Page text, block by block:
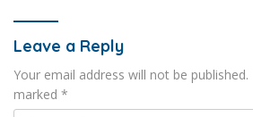
Leave a Reply
Your email address will not be published.
marked *